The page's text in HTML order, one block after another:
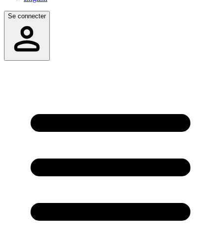
Se connecter